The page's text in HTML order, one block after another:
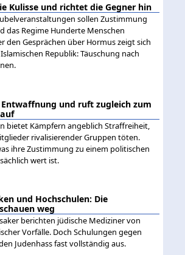
Kulisse und richtet die Gegner hin
sollen Zustimmung
das Regime Hunderte Menschen
den Gesprächen über Hormus zeigt sich
Republik: Täuschung nach
und ruft zugleich zum
bietet Kämpfern angeblich Straffreiheit,
rivalisierender Gruppen töten.
ihre Zustimmung zu einem politischen
wert ist.
und Hochschulen: Die
weg
berichten jüdische Mediziner von
Vorfälle. Doch Schulungen gegen
Judenhass fast vollständig aus.